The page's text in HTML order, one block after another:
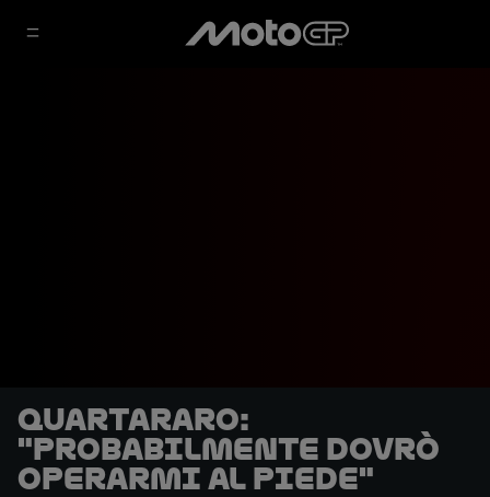
Quartararo:
"Probabilmente dovrò
operarmi al piede"